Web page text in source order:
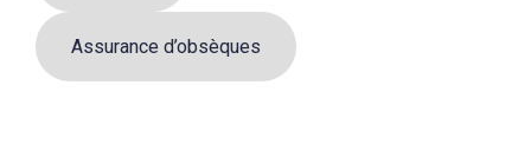
Assurance d’obsèques